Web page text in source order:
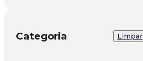
Categoria Limpar